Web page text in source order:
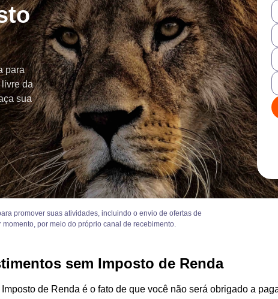
para
livre da
sua
promover suas atividades, incluindo o envio de ofertas de
por meio do próprio canal de recebimento.
sem Imposto de Renda
de Renda é o fato de que você não será obrigado a